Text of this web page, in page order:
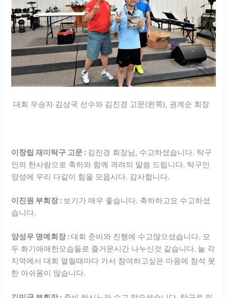
대회 우승자 김상국 선수와 김진경 고문(왼쪽), 권계순 회장
이창립 재미탁구 고문 : 김진경 회장님, 수고하셨습니다. 탁구
인의 한사람으로 축하와 함께 격려의 말씀 드립니다. 탁구인
양성에 우리 다같이 힘을 모읍시다. 감사합니다.
이진원 부회장 : 보기가 매우 좋습니다. 축하하고요 수고하셨
습니다.
양성우 명예회장 :대회 준비와 진행에 수고많으셨습니다. 모
두 화기애애한모습들로 즐거운시간 나누신것 같습니다. 늘 각
지역에서 대회 열릴때마다 가서 참여하고싶은 마음에 참석 못
한 아쉬움이 많습니다.